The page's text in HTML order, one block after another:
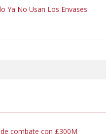
Ya No Usan Los Envases
combate con £300M